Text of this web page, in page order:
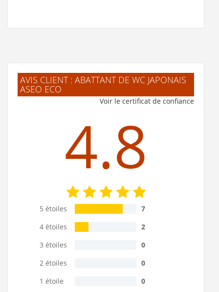
AVIS CLIENT : ABATTANT DE WC JAPONAIS
ASEO ECO
Voir le certificat de confiance
4.8
5 étoiles
7
4 étoiles
2
3 étoiles
0
2 étoiles
0
1 étoile
0